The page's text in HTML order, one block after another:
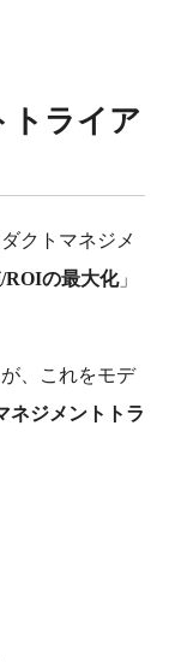
トライア
クトマネジメ
ROIの最大化」
、これをモデ
ネジメントトラ